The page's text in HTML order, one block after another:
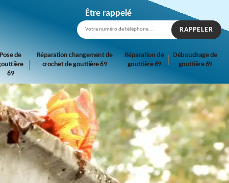
Être rappelé
Pose de
69
Réparation changement de
crochet de gouttière 69
Réparation de
gouttière 69
Débouchage de
gouttière 69